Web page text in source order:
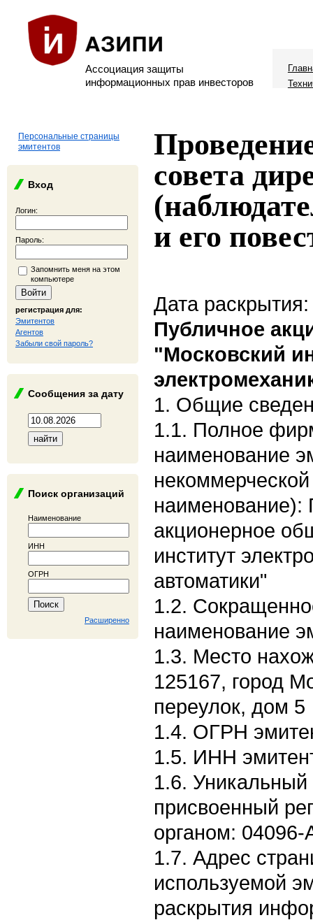
Ассоциация защиты
информационных прав инвесторов
Персональные страницы
эмитентов
Вход
Логин:
Пароль:
Запомнить меня на этом
компьютере
регистрация для:
Эмитентов
Агентов
Забыли свой пароль?
Сообщения за дату
Поиск организаций
Наименование
ИНН
ОГРН
Расширенно
совета
и его
Дата
Публичное
"Московский
1. Общие
1.1. Полное
наименование
наименование):
акционерное
институт
автоматики"
1.2.
наименование
1.3. Место
125167, город
переулок, дом 5
1.4. ОГРН
1.5. ИНН
1.6. Уникальный
присвоенный
органом: 04096-
1.7. Адрес
используемой
раскрытия